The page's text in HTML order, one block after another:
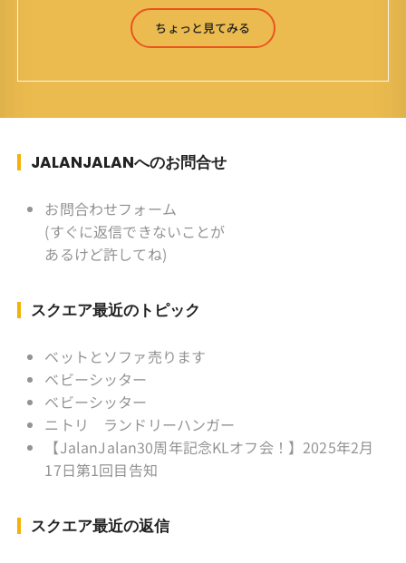
森 淳（Jun Yamamori） 生年月日 ：1959年
7月4日(61才) 生まれ ：香港(3才まで)
スポーツ ：水泳(浜名湾流古式泳法、競泳平泳
ク ソフトボール
監督 BKKソフトボール「おぼん
こぼん 」監督 マレーシア歴：1991年から31年
目 タイ歴 ：2001年から21年目
ちょっと見てみる
JALANJALANへのお問合せ
お問合わせフォーム
(すぐに返信できないことが
あるけど許してね)
スクエア最近のトピック
ベットとソファ売ります
ベビーシッター
ベビーシッター
ニトリ ランドリーハンガー
【JalanJalan30周年記念KLオフ会！】2025年2月
17日第1回目告知
スクエア最近の返信